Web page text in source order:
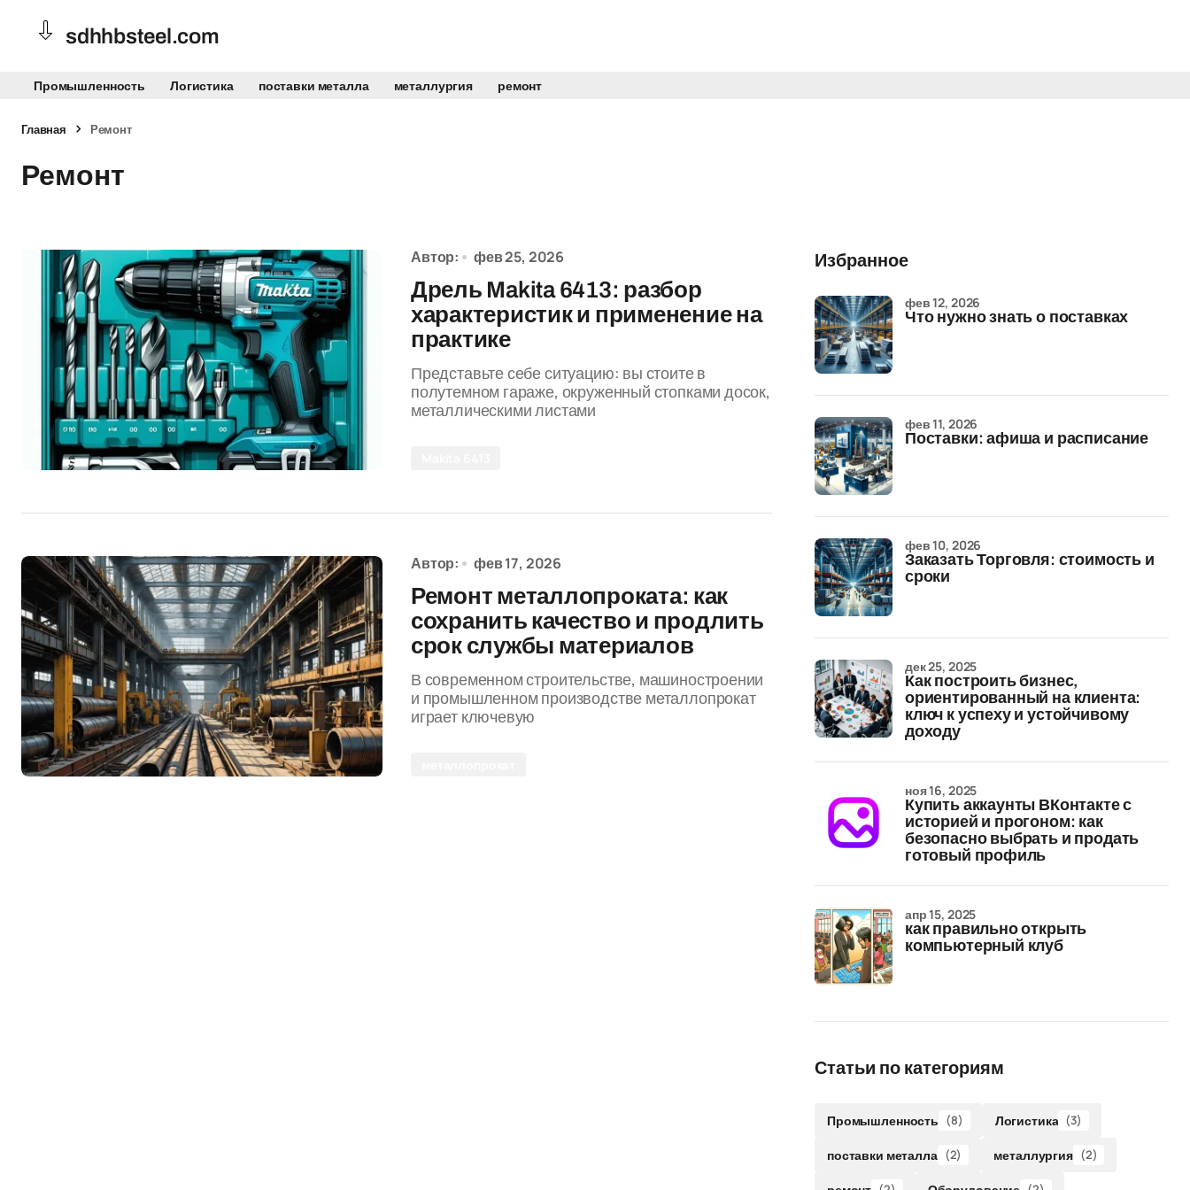
sdhhbsteel.com
Промышленность Логистика поставки металла металлургия ремонт
Главная Ремонт
Ремонт
Автор: фев 25, 2026
Дрель Makita 6413: разбор
характеристик и применение на
практике
Представьте себе ситуацию: вы стоите в
полутемном гараже, окруженный стопками досок,
металлическими листами
Автор: фев 17, 2026
Ремонт металлопроката: как
сохранить качество и продлить
срок службы материалов
В современном строительстве, машиностроении
и промышленном производстве металлопрокат
играет ключевую
Избранное
Что нужно знать о поставках
фев 12, 2026
Поставки: афиша и расписание
фев 11, 2026
Заказать Торговля: стоимость и
сроки
фев 10, 2026
Как построить бизнес,
ориентированный на клиента:
ключ к успеху и устойчивому
доходу
дек 25, 2025
Купить аккаунты ВКонтакте с
историей и прогоном: как
безопасно выбрать и продать
готовый профиль
ноя 16, 2025
как правильно открыть
компьютерный клуб
апр 15, 2025
Статьи по категориям
Промышленность (8) Логистика (3)
поставки металла (2) металлургия (2)